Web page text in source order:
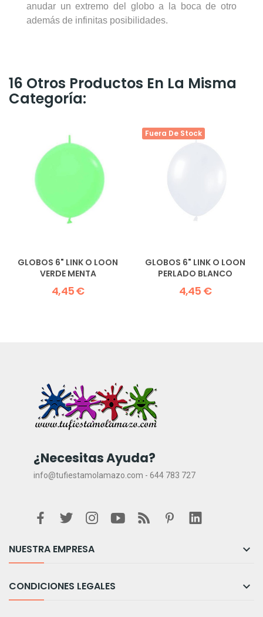
anudar un extremo del globo a la boca de otro
además de infinitas posibilidades.
16 Otros Productos En La Misma
Categoría:
GLOBOS 6" LINK O LOON
VERDE MENTA
4,45 €
Fuera De Stock
GLOBOS 6" LINK O LOON
PERLADO BLANCO
4,45 €
¿Necesitas Ayuda?
info@tufiestamolamazo.com - 644 783 727
NUESTRA EMPRESA 
CONDICIONES LEGALES 